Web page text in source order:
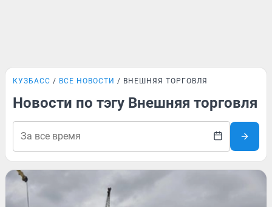
КУЗБАСС ВСЕ НОВОСТИ ВНЕШНЯЯ ТОРГОВЛЯ
Новости по тэгу Внешняя торговля